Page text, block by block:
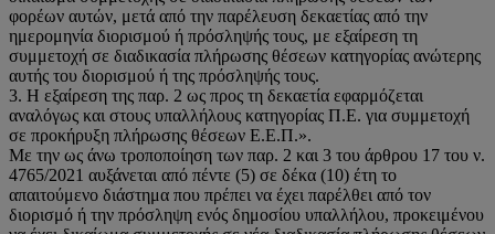
φορέων αυτών, μετά από την παρέλευση δεκαετίας από την
ημερομηνία διορισμού ή πρόσληψής τους, με εξαίρεση τη
συμμετοχή σε διαδικασία πλήρωσης θέσεων κατηγορίας ανώτερης
αυτής του διορισμού ή της πρόσληψής τους.
3. Η εξαίρεση της παρ. 2 ως προς τη δεκαετία εφαρμόζεται
αναλόγως και στους υπαλλήλους κατηγορίας Π.Ε. για συμμετοχή
σε προκήρυξη πλήρωσης θέσεων Ε.Ε.Π.».
Με την ως άνω τροποποίηση των παρ. 2 και 3 του άρθρου 17 του ν.
4765/2021 αυξάνεται από πέντε (5) σε δέκα (10) έτη το
απαιτούμενο διάστημα που πρέπει να έχει παρέλθει από τον
διορισμό ή την πρόσληψη ενός δημοσίου υπαλλήλου, προκειμένου